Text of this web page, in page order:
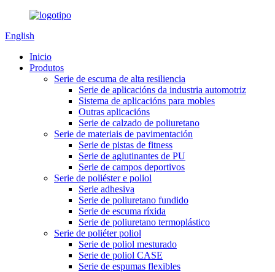
English
Inicio
Produtos
Serie de escuma de alta resiliencia
Serie de aplicacións da industria automotriz
Sistema de aplicacións para mobles
Outras aplicacións
Serie de calzado de poliuretano
Serie de materiais de pavimentación
Serie de pistas de fitness
Serie de aglutinantes de PU
Serie de campos deportivos
Serie de poliéster e poliol
Serie adhesiva
Serie de poliuretano fundido
Serie de escuma ríxida
Serie de poliuretano termoplástico
Serie de poliéter poliol
Serie de poliol mesturado
Serie de poliol CASE
Serie de espumas flexibles